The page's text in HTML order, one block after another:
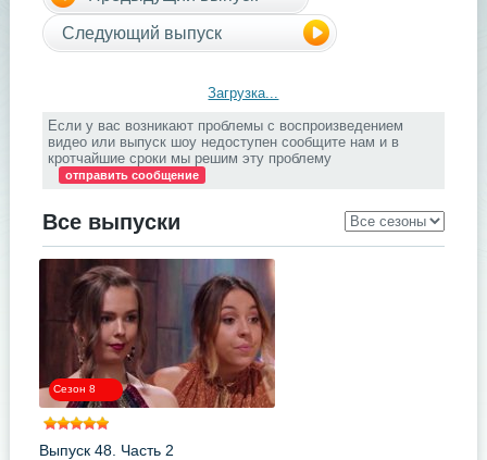
Следующий выпуск
Загрузка...
Если у вас возникают проблемы с воспроизведением
видео или выпуск шоу недоступен сообщите нам и в
кротчайшие сроки мы решим эту проблему
отправить сообщение
Все выпуски
Сезон 8
Выпуск 48. Часть 2